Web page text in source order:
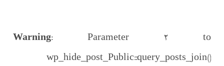
Warning: Parameter 2 to
wp_hide_post_Public::query_posts_join()